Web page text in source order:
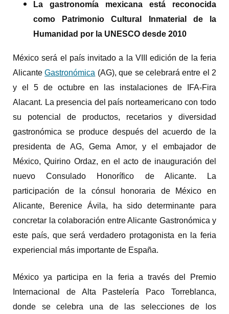
La gastronomía mexicana está reconocida
como Patrimonio Cultural Inmaterial de la
Humanidad por la UNESCO desde 2010
México será el país invitado a la VIII edición de la feria
AlicanteGastronómica (AG), que se celebrará entre el 2
y el 5 de octubre en las instalaciones de IFA-Fira
Alacant. La presencia del país norteamericano con todo
su potencial de productos, recetarios y diversidad
gastronómica se produce después del acuerdo de la
presidenta de AG, Gema Amor, y el embajador de
México, Quirino Ordaz, en el acto de inauguración del
nuevo Consulado Honorífico de Alicante. La
participación de la cónsul honoraria de México en
Alicante, Berenice Ávila, ha sido determinante para
concretar la colaboración entre Alicante Gastronómica y
este país, que será verdadero protagonista en la feria
experiencial más importante de España.
México ya participa en la feria a través del Premio
Internacional de Alta Pastelería Paco Torreblanca,
donde se celebra una de las selecciones de los